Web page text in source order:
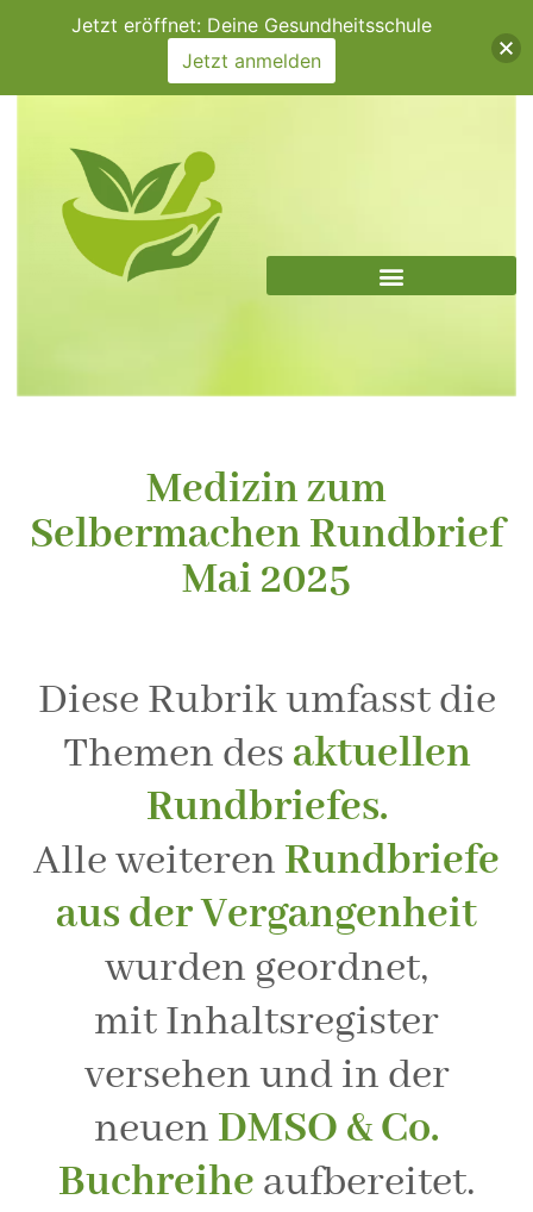
Medizin zum
Selbermachen Rundbrief
Mai 2025
Diese Rubrik umfasst die
Themen des aktuellen
Rundbriefes.
Alle weiteren Rundbriefe
aus der Vergangenheit
wurden geordnet,
mit Inhaltsregister
versehen und in der
neuen DMSO & Co.
Buchreihe aufbereitet.
Jetzt eröffnet: Deine Gesundheitsschule
Jetzt anmelden